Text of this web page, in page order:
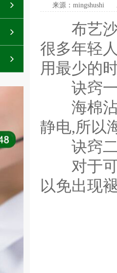
来源：mingshushi
布艺沙
很多年轻
用最少的
诀窍
海棉沾
静电,所以
诀窍
对于可
以免出现